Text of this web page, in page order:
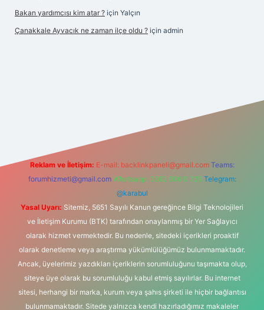
Bakan yardımcısı kim atar ? için Yalçın
Çanakkale Ayvacık ne zaman ilçe oldu ? için admin
Reklam ve İletişim: E-mail: backlinkpaneli@gmail.com Teams:
forumhizmeti@gmail.com Whatsapp: 0262 606 0 726 Telegram:
@karabul
Yasal Uyarı: Sitemiz, 5651 Sayılı Kanun gereğince Bilgi Teknolojileri
ve İletişim Kurumu (BTK) tarafından onaylanmış bir Yer Sağlayıcı
olarak hizmet vermektedir. Bu nedenle, sitedeki içerikleri proaktif
olarak denetleme veya araştırma yükümlülüğümüz bulunmamaktadır.
Ancak, üyelerimiz yazdıkları içeriklerin sorumluluğunu taşımakta olup,
siteye üye olarak bu sorumluluğu kabul etmiş sayılırlar. Bu internet
sitesi, herhangi bir marka, kurum veya şahıs şirketi ile hiçbir bağlantısı
bulunmamaktadır. Sitede yalnızca kendi hazırladığımız makaleler